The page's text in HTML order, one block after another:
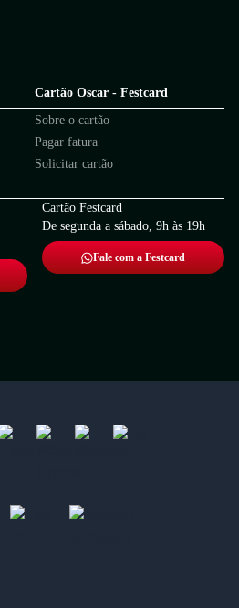
Cartão Oscar - Festcard
Sobre o cartão
Pagar fatura
Solicitar cartão
Cartão Festcard
De segunda a sábado, 9h às 19h
Fale com a Festcard